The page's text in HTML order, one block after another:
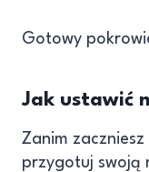
Gotowy
Jak ustawić
Zanim
przygotuj swoją